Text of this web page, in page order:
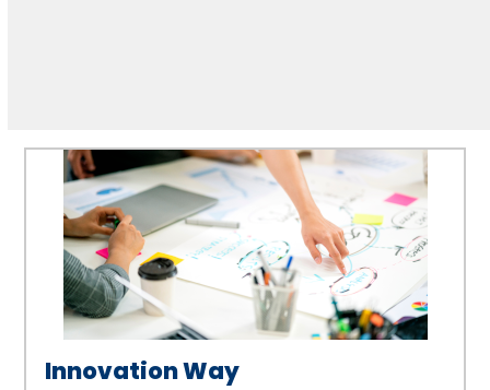
Innovation Way